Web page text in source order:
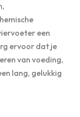
een
ervoor dat je
van voeding,
lang, gelukkig